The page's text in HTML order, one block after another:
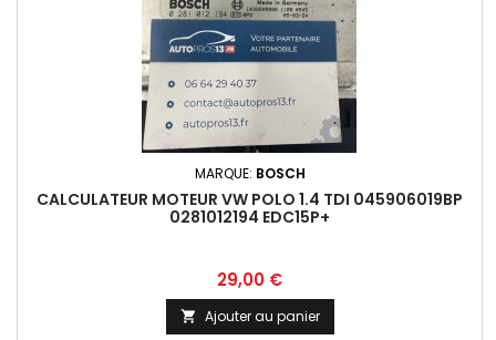
MARQUE: BOSCH
CALCULATEUR MOTEUR VW POLO 1.4 TDI 045906019BP
0281012194 EDC15P+
Prix
29,00 €
 Ajouter au panier